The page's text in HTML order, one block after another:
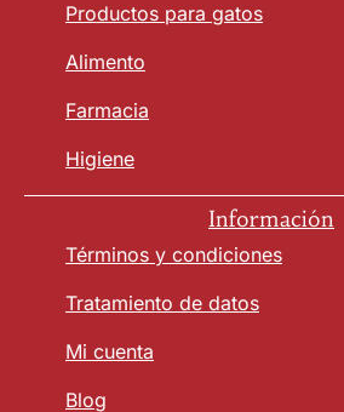
Productos para gatos
Alimento
Farmacia
Higiene
Información
Términos y condiciones
Tratamiento de datos
Mi cuenta
Blog